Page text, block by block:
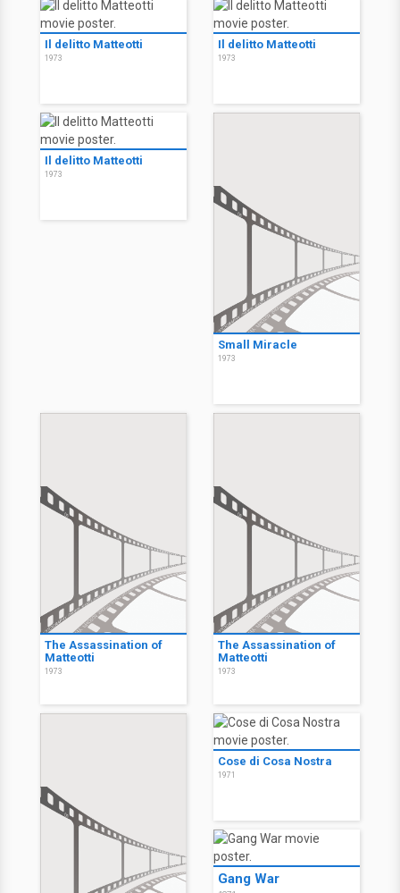
Il delitto Matteotti
1973
Il delitto Matteotti
1973
Il delitto Matteotti
1973
Small Miracle
1973
The Assassination of
Matteotti
1973
The Assassination of
Matteotti
1973
Cose di Cosa Nostra
1971
Gang War